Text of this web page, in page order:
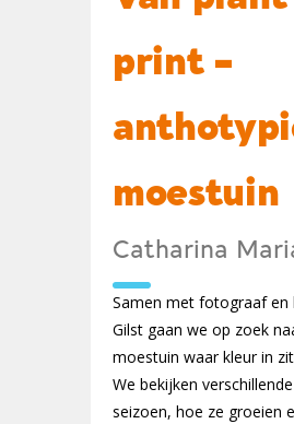
print -
moestuin
Catharina
Samen met fotograaf en
Gilst gaan we op zoek
moestuin waar kleur in
We bekijken
seizoen, hoe ze groeien